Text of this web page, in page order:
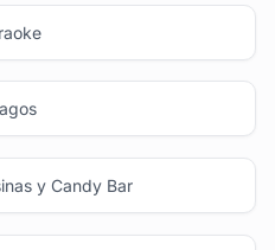
y Candy Bar